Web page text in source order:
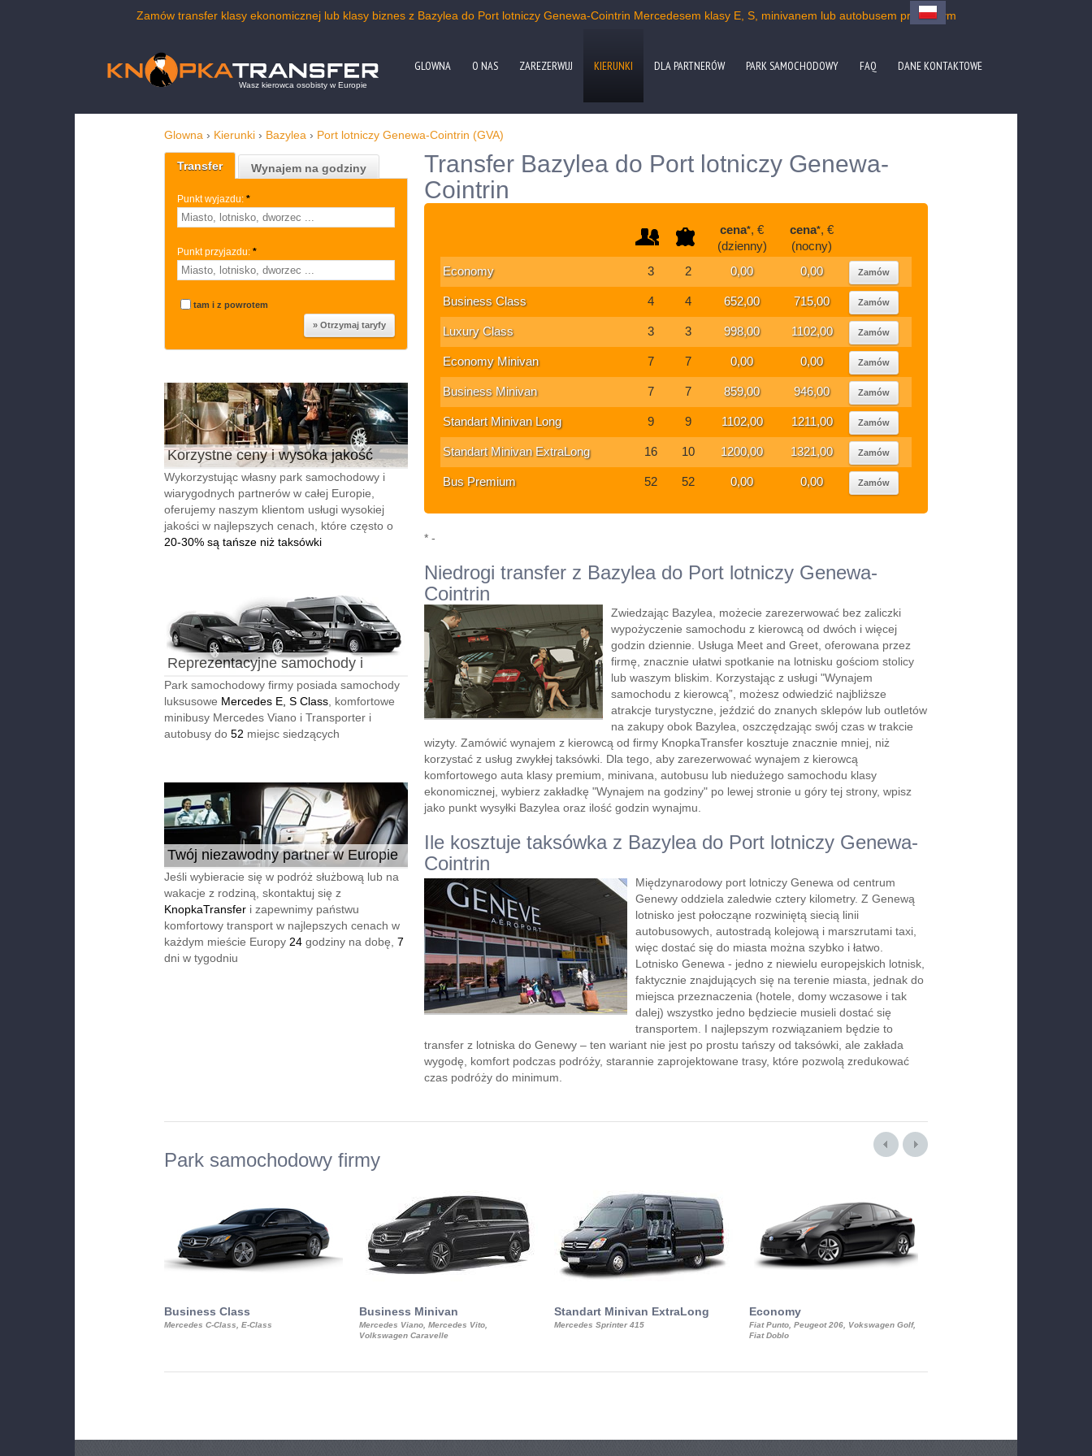
Zamów transfer klasy ekonomicznej lub klasy biznes z Bazylea do Port lotniczy Genewa-Cointrin Mercedesem klasy E, S, minivanem lub autobusem prywatnym
Wasz kierowca osobisty w Europie
GLOWNA O NAS ZAREZERWUJ KIERUNKI DLA PARTNERÓW PARK SAMOCHODOWY FAQ DANE KONTAKTOWE
Glowna › Kierunki › Bazylea › Port lotniczy Genewa-Cointrin (GVA)
Transfer Wynajem na godziny
Punkt wyjazdu: *
Punkt przyjazdu: *
tam i z powrotem
Korzystne ceny i wysoka jakość
Wykorzystując własny park samochodowy i
wiarygodnych partnerów w całej Europie,
oferujemy naszym klientom usługi wysokiej
jakości w najlepszych cenach, które często o
20-30% są tańsze niż taksówki
Reprezentacyjne samochody i
autobusy
Park samochodowy firmy posiada samochody
luksusowe Mercedes E, S Class , komfortowe
minibusy Mercedes Viano i Transporter i
autobusy do 52 miejsc siedzących
Twój niezawodny partner w Europie
24/7
Jeśli wybieracie się w podróż służbową lub na
wakacje z rodziną, skontaktuj się z
KnopkaTransfer i zapewnimy państwu
komfortowy transport w najlepszych cenach w
każdym mieście Europy 24 godziny na dobę, 7
dni w tygodniu
Transfer Bazylea do Port lotniczy Genewa-
Cointrin
cena*, €
(dzienny)
cena*, €
(nocny)
Economy
3 2 0,00 0,00 Zamów
Business Class 4 4 652,00 715,00 Zamów
Luxury Class 3 3 998,00 1102,00 Zamów
Economy Minivan 7 7 0,00 0,00 Zamów
Business Minivan 7 7 859,00 946,00 Zamów
Standart Minivan Long 9 9 1102,00 1211,00 Zamów
Standart Minivan ExtraLong 16 10 1200,00 1321,00 Zamów
Bus Premium 52 52 0,00 0,00 Zamów
* -
Niedrogi transfer z Bazylea do Port lotniczy Genewa-
Cointrin
Zwiedzając Bazylea, możecie zarezerwować bez zaliczki
wypożyczenie samochodu z kierowcą od dwóch i więcej
godzin dziennie. Usługa Meet and Greet, oferowana przez
firmę, znacznie ułatwi spotkanie na lotnisku gościom stolicy
lub waszym bliskim. Korzystając z usługi "Wynajem
samochodu z kierowcą”, możesz odwiedzić najbliższe
atrakcje turystyczne, jeździć do znanych sklepów lub outletów
na zakupy obok Bazylea, oszczędzając swój czas w trakcie
wizyty. Zamówić wynajem z kierowcą od firmy KnopkaTransfer kosztuje znacznie mniej, niż
korzystać z usług zwykłej taksówki. Dla tego, aby zarezerwować wynajem z kierowcą
komfortowego auta klasy premium, minivana, autobusu lub niedużego samochodu klasy
ekonomicznej, wybierz zakładkę "Wynajem na godziny" po lewej stronie u góry tej strony, wpisz
jako punkt wysyłki Bazylea oraz ilość godzin wynajmu.
Ile kosztuje taksówka z Bazylea do Port lotniczy Genewa-
Cointrin
Międzynarodowy port lotniczy Genewa od centrum
Genewy oddziela zaledwie cztery kilometry. Z Genewą
lotnisko jest połocząne rozwiniętą siecią linii
autobusowych, autostradą kolejową i marszrutami taxi,
więc dostać się do miasta można szybko i łatwo.
Lotnisko Genewa - jedno z niewielu europejskich lotnisk,
faktycznie znajdujących się na terenie miasta, jednak do
miejsca przeznaczenia (hotele, domy wczasowe i tak
dalej) wszystko jedno będziecie musieli dostać się
transportem. I najlepszym rozwiązaniem będzie to
transfer z lotniska do Genewy – ten wariant nie jest po prostu tańszy od taksówki, ale zakłada
wygodę, komfort podczas podróży, starannie zaprojektowane trasy, które pozwolą zredukować
czas podróży do minimum.
Park samochodowy firmy
Business Class
Mercedes C-Class, E-Class
Business Minivan
Mercedes Viano, Mercedes Vito,
Volkswagen Caravelle
Standart Minivan ExtraLong
Mercedes Sprinter 415
Economy
Fiat Punto, Peugeot 206, Vokswagen Golf,
Fiat Doblo